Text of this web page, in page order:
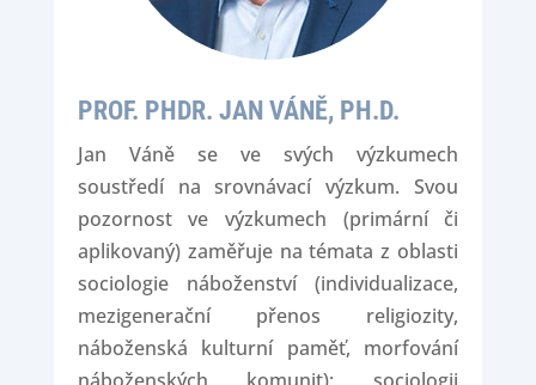
PROF. PHDR. JAN VÁNĚ, PH.D.
Jan Váně se ve svých výzkumech
soustředí na srovnávací výzkum. Svou
pozornost ve výzkumech (primární či
aplikovaný) zaměřuje na témata z oblasti
sociologie náboženství (individualizace,
mezigenerační přenos religiozity,
náboženská kulturní paměť, morfování